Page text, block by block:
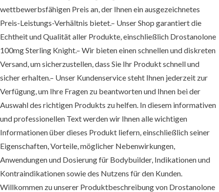
wettbewerbsfähigen Preis an, der Ihnen ein ausgezeichnetes
Preis-Leistungs-Verhältnis bietet.– Unser Shop garantiert die
Echtheit und Qualität aller Produkte, einschließlich Drostanolone
100mg Sterling Knight.– Wir bieten einen schnellen und diskreten
Versand, um sicherzustellen, dass Sie Ihr Produkt schnell und
sicher erhalten.– Unser Kundenservice steht Ihnen jederzeit zur
Verfügung, um Ihre Fragen zu beantworten und Ihnen bei der
Auswahl des richtigen Produkts zu helfen. In diesem informativen
und professionellen Text werden wir Ihnen alle wichtigen
Informationen über dieses Produkt liefern, einschließlich seiner
Eigenschaften, Vorteile, möglicher Nebenwirkungen,
Anwendungen und Dosierung für Bodybuilder, Indikationen und
Kontraindikationen sowie des Nutzens für den Kunden.
Willkommen zu unserer Produktbeschreibung von Drostanolone